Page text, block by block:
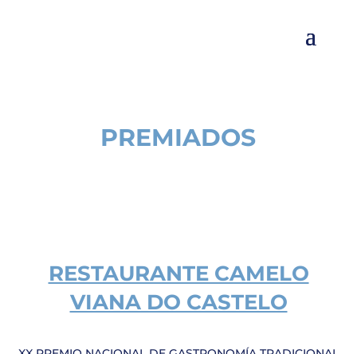
PREMIADOS
RESTAURANTE CAMELO
VIANA DO CASTELO